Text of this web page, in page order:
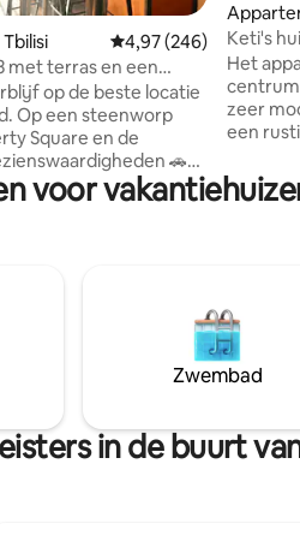
uit 5, 177 recensies
Gemiddelde
4,97 (246)
met terras en een
op de beste locatie
Op een steenworp
Square en de
🚗
in
geven de loft
terwijl het design met
voor een trendy
Keti's
Het
centrum
zeer
een
uitzicht
maar
je
soepel
dat je
voor
Zwembad
in de buurt